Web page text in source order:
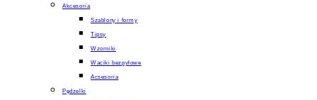
Akcesoria
Szablony i formy
Tipsy
Wzorniki
Waciki bezpyłowe
Acsesoria
Pędzelki